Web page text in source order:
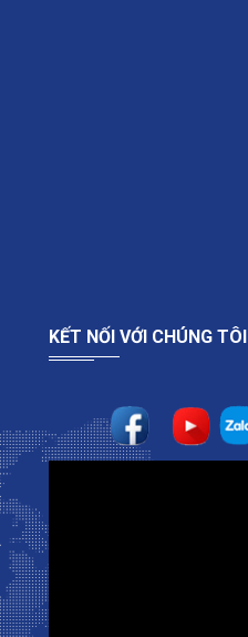
KẾT NỐI VỚI CHÚNG TÔI